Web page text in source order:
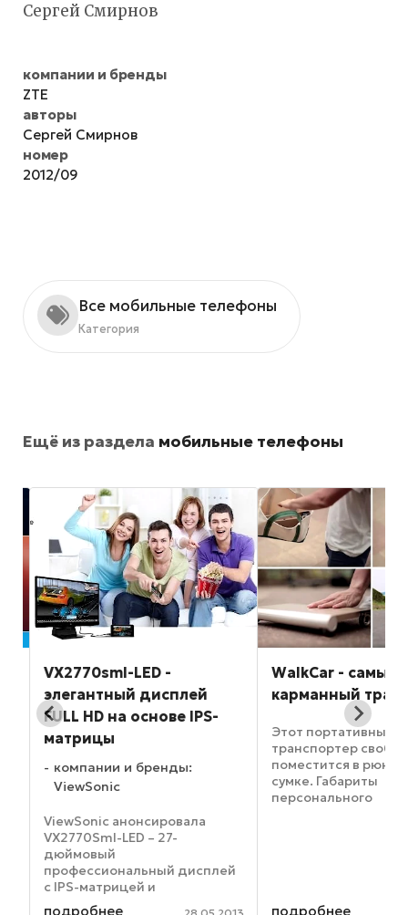
Сергей Смирнов
компании и бренды
ZTE
авторы
Сергей Смирнов
номер
2012/09
Все мобильные телефоны
Категория
Ещё из раздела мобильные телефоны
VX2770sml-LED -
элегантный дисплей
FULL HD на основе IPS-
матрицы
компании и бренды:
ViewSonic
ViewSonic анонсировала
VX2770Sml-LED – 27-
дюймовый
профессиональный дисплей
с IPS-матрицей и
интерфейсом MHL для
подробнее
WalkCar - самый
карманный
Этот портативный
транспортер
поместится в
сумке. Габариты
персонального
подробнее